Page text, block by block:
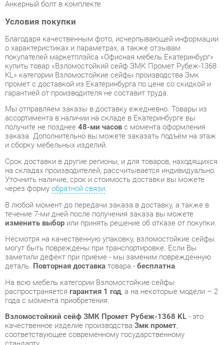
о характеристиках и параметрах, а также отзывам
покупателей маркетплэйса «Офисная мебель Екатеринбург»
купить товар «Взломостойкий сейф ЗМК Промет Рубеж-1368
KL» категории Взломостойкие сейфы производства Змк
промет с доставкой из Екатеринбурга по цене со скидкой и
гарантией от производителя не составит труда.
Мы отправляем заказы в доставку ежедневно. Товары из
ассортимента в наличии на складе в Екатеринбурге вы
получите не позднее 48-ми часовс момента оформления
заказа. Дополнительно вы можете заказать подъём на этаж
Срок доставки в другие регионы, и для товаров, находящихся
на складах производителей, рассчитывается индивидуально.
Уточнить наличие, срок и стоимость доставки вы можете
через формуобратной связи.
В любой момент до передачи заказа в доставку, а также в
течение 7-ми дней после получения заказа вы можете
изменить выборили принять решение об отказе от покупки.
Несмотря на качественную упаковку, взломостойкие сейфы
могут быть повреждены при транспортировке. Если Вы
заметили дефект при приёме - мы заменим поврежденную
деталь.Повторная доставкатовара -бесплатна.
На всю мебель категории Взломостойкие сейфы
распространяетсягарантия 1 год, а на некоторые модели – 2
года с момента приобретения.
Взломостойкий сейф ЗМК Промет Рубеж-1368 KL
соответствующее современному государственному
стандарту.
будем рады, если вы оставите отзыв об опыте его
использования, который поможет сориентироваться нашим
будущим покупателям.